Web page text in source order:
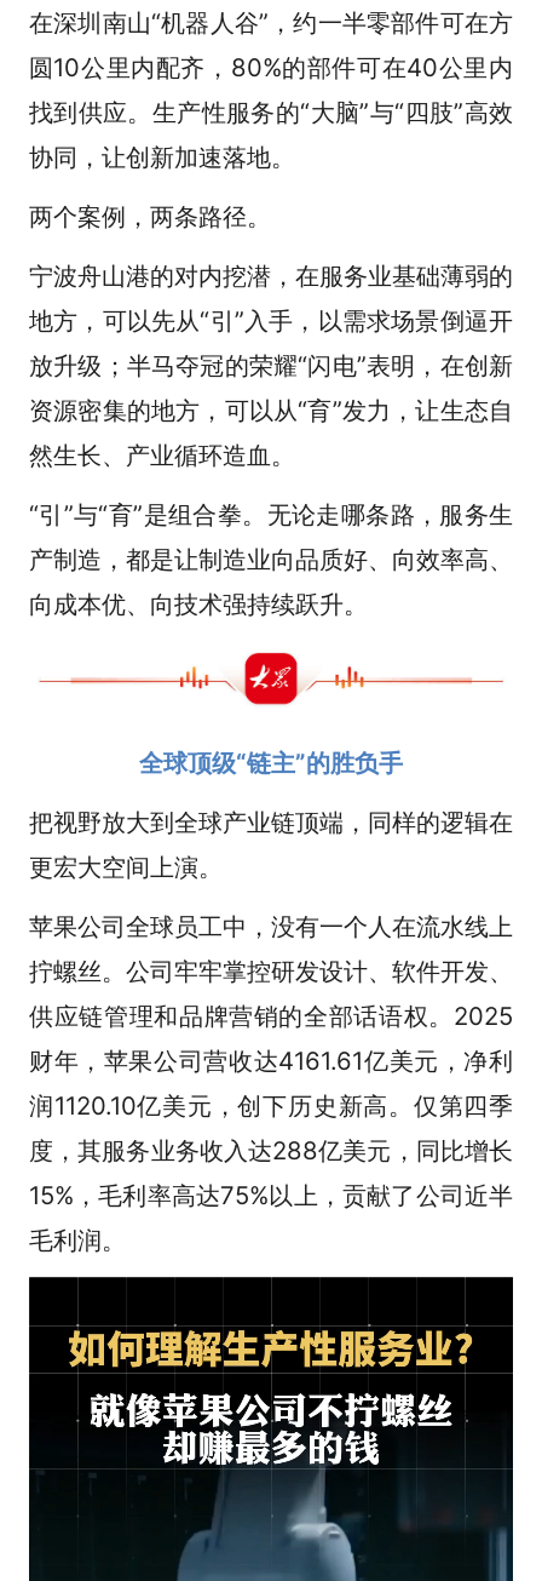
在深圳南山“机器人谷”，约一半零部件可在方
圆10公里内配齐，80%的部件可在40公里内
找到供应。生产性服务的“大脑”与“四肢”高效
协同，让创新加速落地。
两个案例，两条路径。
宁波舟山港的对内挖潜，在服务业基础薄弱的
地方，可以先从“引”入手，以需求场景倒逼开
放升级；半马夺冠的荣耀“闪电”表明，在创新
资源密集的地方，可以从“育”发力，让生态自
然生长、产业循环造血。
“引”与“育”是组合拳。无论走哪条路，服务生
产制造，都是让制造业向品质好、向效率高、
向成本优、向技术强持续跃升。
全球顶级“链主”的胜负手
把视野放大到全球产业链顶端，同样的逻辑在
更宏大空间上演。
苹果公司全球员工中，没有一个人在流水线上
拧螺丝。公司牢牢掌控研发设计、软件开发、
供应链管理和品牌营销的全部话语权。2025
财年，苹果公司营收达4161.61亿美元，净利
润1120.10亿美元，创下历史新高。仅第四季
度，其服务业务收入达288亿美元，同比增长
15%，毛利率高达75%以上，贡献了公司近半
毛利润。